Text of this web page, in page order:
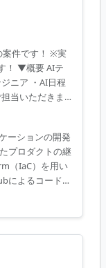
案件です！ ※実
！ ▼概要 AIテ
ニア ・AI日程
当いただきま
/ Teams /
用言語･フレ
■ク
Terraform、
ーションの開発
プロダクトの継
（IaC）を用い
によるコード管